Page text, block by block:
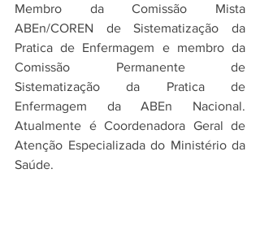
Membro da Comissão Mista
ABEn/COREN de Sistematização da
Pratica de Enfermagem e membro da
Comissão Permanente de
Sistematização da Pratica de
Enfermagem da ABEn Nacional.
Atualmente é Coordenadora Geral de
Atenção Especializada do Ministério da
Saúde.